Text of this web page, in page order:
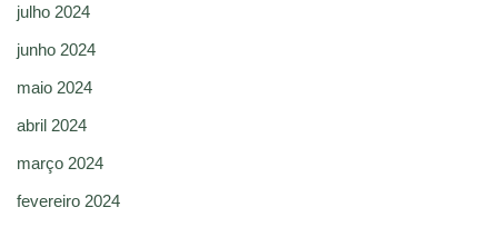
julho 2024
junho 2024
maio 2024
abril 2024
março 2024
fevereiro 2024